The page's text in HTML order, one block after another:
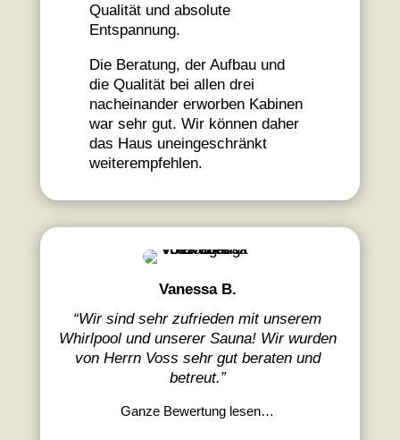
Qualität und absolute
Entspannung.
Die Beratung, der Aufbau und
die Qualität bei allen drei
nacheinander erworben Kabinen
war sehr gut. Wir können daher
das Haus uneingeschränkt
weiterempfehlen.
Vanessa B.
“Wir sind sehr zufrieden mit unserem
Whirlpool und unserer Sauna! Wir wurden
von Herrn Voss sehr gut beraten und
betreut.”
Ganze Bewertung lesen…